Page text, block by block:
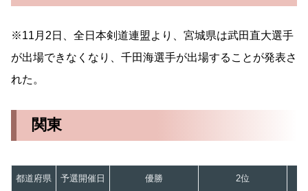
※11月2日、全日本剣道連盟より、宮城県は武田直大選手
が出場できなくなり、千田海選手が出場することが発表さ
れた。
関東
都道府県 予選開催日 優勝 2位